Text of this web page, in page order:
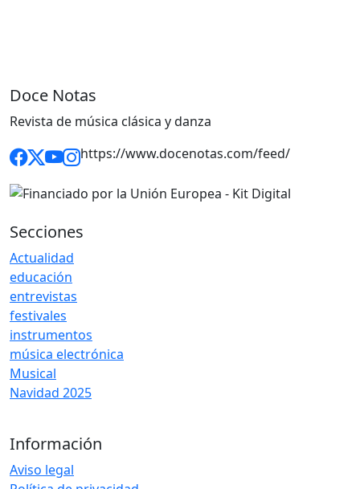
Doce Notas
Revista de música clásica y danza
https://www.docenotas.com/feed/
Secciones
Actualidad
educación
entrevistas
festivales
instrumentos
música electrónica
Musical
Navidad 2025
Información
Aviso legal